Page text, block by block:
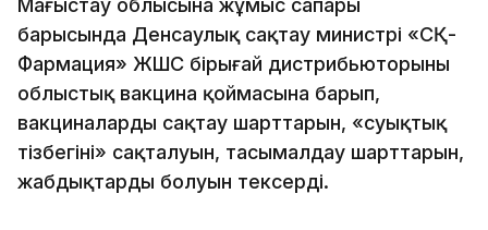
Маңғыстау облысына жұмыс сапары
барысында Денсаулық сақтау министрі «СҚ-
Фармация» ЖШС бірыңғай дистрибьюторының
облыстық вакцина қоймасына барып,
вакциналарды сақтау шарттарын, «суықтық
тізбегінің» сақталуын, тасымалдау шарттарын,
жабдықтардың болуын тексерді.